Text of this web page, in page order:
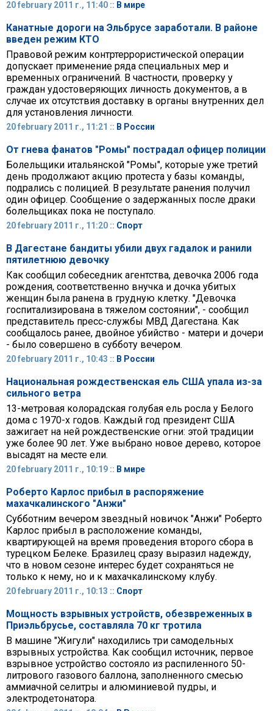
20 february 2011 г., 11:40 :: В мире
Канатные дороги на Эльбрусе заработали. В районе
введен режим КТО
Правовой режим контртеррористической операции
допускает применение ряда специальных мер и
временных ограничений. В частности, проверку у
граждан удостоверяющих личность документов, а в
случае их отсутствия доставку в органы внутренних дел
для установления личности.
20 february 2011 г., 11:21 :: В России
От гнева фанатов "Ромы" пострадал офицер полиции
Болельщики итальянской "Ромы", которые уже третий
день продолжают акцию протеста у базы команды,
подрались с полицией. В результате ранения получил
один офицер. Сообщение о задержанных после драки
болельщиках пока не поступало.
20 february 2011 г., 11:20 :: Спорт
В Дагестане бандиты убили двух гадалок и ранили
пятилетнюю девочку
Как сообщил собеседник агентства, девочка 2006 года
рождения, соответственно внучка и дочка убитых
женщин была ранена в грудную клетку. "Девочка
госпитализирована в тяжелом состоянии", - сообщил
представитель пресс-службы МВД Дагестана. Как
сообщалось ранее, двойное убийство - матери и дочери
- было совершено в субботу вечером.
20 february 2011 г., 10:43 :: В России
Национальная рождественская ель США упала из-за
сильного ветра
13-метровая колорадская голубая ель росла у Белого
дома с 1970-х годов. Каждый год президент США
зажигает на ней рождественские огни: этой традиции
уже более 90 лет. Уже выбрано новое дерево, которое
высадят на месте ели.
20 february 2011 г., 10:19 :: В мире
Роберто Карлос прибыл в распоряжение
махачкалинского "Анжи"
Субботним вечером звездный новичок "Анжи" Роберто
Карлос прибыл в расположение команды,
квартирующей на время проведения второго сбора в
турецком Белеке. Бразилец сразу выразил надежду,
что в новом сезоне интерес будет сохраняться не
только к нему, но и к махачкалинскому клубу.
20 february 2011 г., 10:13 :: Спорт
Мощность взрывных устройств, обезвреженных в
Приэльбрусье, составляла 70 кг тротила
В машине "Жигули" находились три самодельных
взрывных устройства. Как сообщил источник, первое
взрывное устройство состояло из распиленного 50-
литрового газового баллона, заполненного смесью
аммиачной селитры и алюминиевой пудры, и
электродетонатора.